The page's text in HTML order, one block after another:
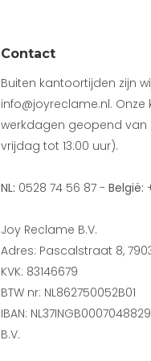
Contact
Buiten kantoortijden zijn
info@joyreclame.nl.
werkdagen geopend van
vrijdag tot 13:00 uur).
NL: 0528 74 56 87 - België:
Joy Reclame B.V.
Adres: Pascalstraat 8,
KVK: 83146679
BTW nr: NL862750052B01
IBAN:
B.V.